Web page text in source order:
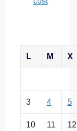
L M X
3 4 5
10 11 12